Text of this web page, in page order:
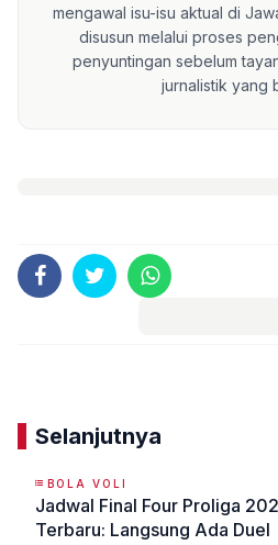
mengawal isu-isu aktual di
disusun melalui proses
penyuntingan sebelum
jurnalistik yang
Selanjutnya
BOLA VOLI
Jadwal Final Four Proliga
Terbaru: Langsung Ada Duel